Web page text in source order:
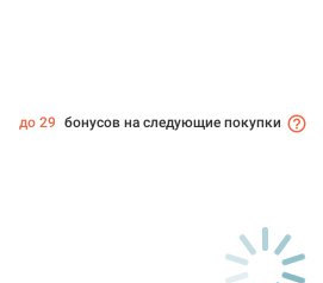
до 29 бонусов на следующие покупки